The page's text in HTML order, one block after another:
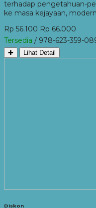
terhadap pengetahuan-
ke masa kejayaan,
Rp 56.100 Rp 66.000
Tersedia / 978-623-359-
✚ Lihat Detail
Diskon